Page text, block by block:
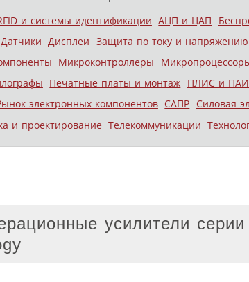
и системы идентификации АЦП и ЦАП
Датчики Дисплеи Защита по току и напряжению
Микроконтроллеры
Печатные платы и монтаж ПЛИС и
электронных компонентов САПР Силовая
и проектирование Телекоммуникации
усилители серии